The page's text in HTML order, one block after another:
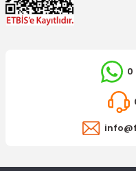
Arka Silecek Kol Kapağı
0